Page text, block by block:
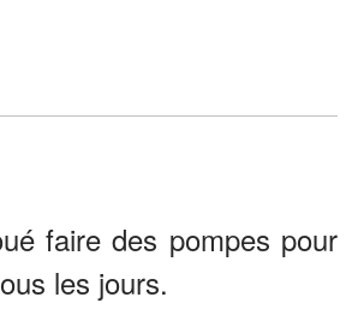
faire des pompes pour
les jours.